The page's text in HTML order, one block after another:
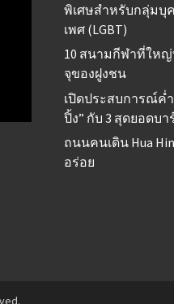
พิเศษสำหรับกลุ่มบุ
เพศ (LGBT)
10 สนามกีฬาที่ให
จุของฝูงชน
เปิดประสบการณ์ค่
ปิ้ง” กับ 3 สุดยอดบา
ถนนคนเดิน Hua
อร่อย